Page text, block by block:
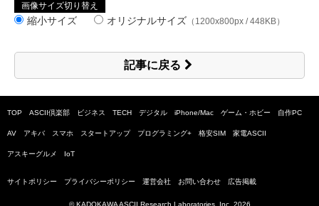
画像サイズ切り替え
縮小サイズ オリジナルサイズ （1200x800px / 448KB）
記事に戻る
TOP ASCII倶楽部 ビジネス TECH デジタル iPhone/Mac ゲーム・ホビー 自作PC
AV アキバ スマホ スタートアップ プログラミング+ 格安SIM 家電ASCII
アスキーグルメ IoT
サイトポリシー プライバシーポリシー 運営会社 お問い合わせ 広告掲載
© KADOKAWA ASCII Research Laboratories, Inc. 2026